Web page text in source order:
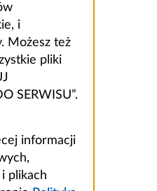
i
Możesz też
pliki
SERWISU”.
informacji
plikach